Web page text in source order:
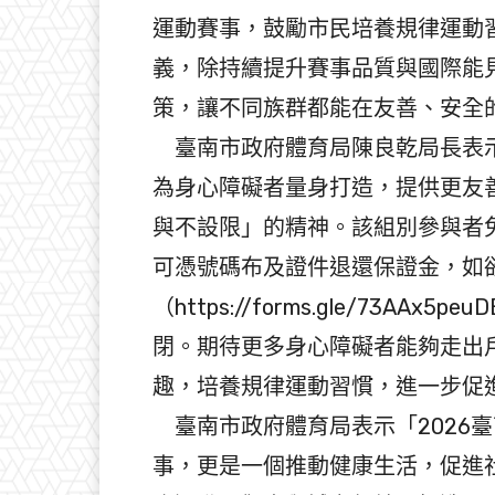
運動賽事，鼓勵市民培養規律運
義，除持續提升賽事品質與國際
策，讓不同族群都能在友善、安全
臺南市政府體育局陳良乾局長表
為身心障礙者量身打造，提供更
與不設限」的精神。該組別參與
可憑號碼布及證件退還保證金，如
（https://forms.gle/
閉。期待更多身心障礙者能夠走
趣，培養規律運動習慣，進一步促
臺南市政府體育局表示「2026
事，更是一個推動健康生活，促